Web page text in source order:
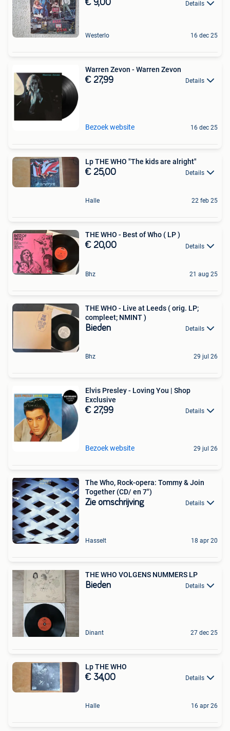
€ 9,00 Details
Westerlo 16 dec 25
Warren Zevon - Warren Zevon
€ 27,99 Details
Bezoek website 16 dec 25
Lp THE WHO "The kids are alright"
€ 25,00 Details
Halle 22 feb 25
THE WHO - Best of Who ( LP )
€ 20,00 Details
Bhz 21 aug 25
THE WHO - Live at Leeds ( orig. LP;
compleet; NMINT )
Bieden Details
Bhz 29 jul 26
Elvis Presley - Loving You | Shop
Exclusive
€ 27,99 Details
Bezoek website 29 jul 26
The Who, Rock-opera: Tommy & Join
Together (CD/ en 7")
Zie omschrijving Details
Hasselt 18 apr 20
THE WHO VOLGENS NUMMERS LP
Bieden Details
Dinant 27 dec 25
Lp THE WHO
€ 34,00 Details
Halle 16 apr 26